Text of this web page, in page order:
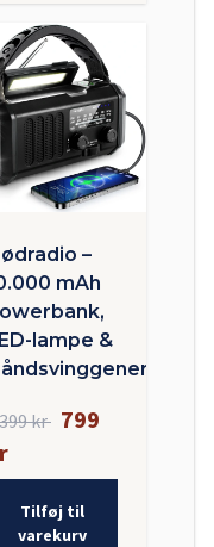
–
mAh
lampe &
kr 799
Tilføj til
varekurv